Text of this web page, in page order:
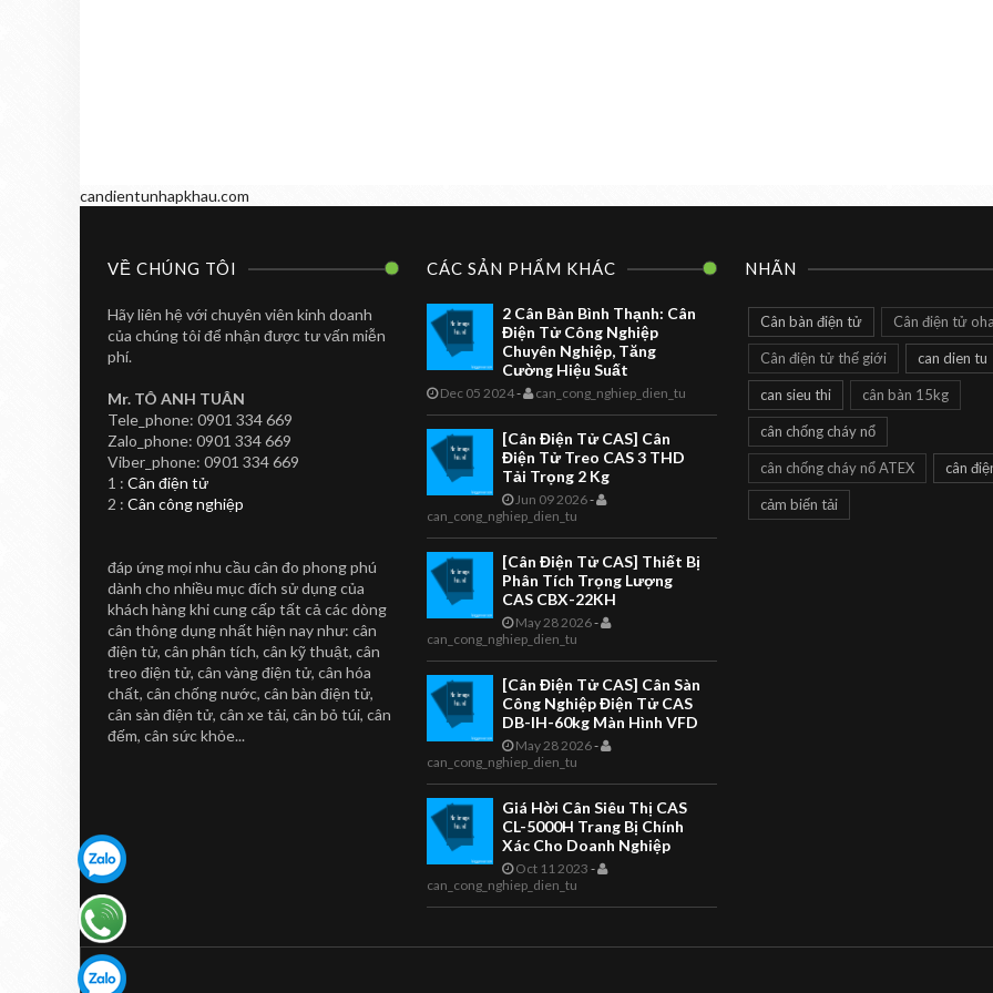
candientunhapkhau.com
VỀ CHÚNG TÔI
Hãy liên hệ với chuyên viên kinh doanh
của chúng tôi để nhận được tư vấn miễn
phí.
Mr. TÔ ANH TUÂN
Tele_phone: 0901 334 669
Zalo_phone: 0901 334 669
Viber_phone: 0901 334 669
1 : Cân điện tử
2 : Cân công nghiệp
đáp ứng mọi nhu cầu cân đo phong phú
dành cho nhiều mục đích sử dụng của
khách hàng khi cung cấp tất cả các dòng
cân thông dụng nhất hiện nay như: cân
điện tử, cân phân tích, cân kỹ thuật, cân
treo điện tử, cân vàng điện tử, cân hóa
chất, cân chống nước, cân bàn điện tử,
cân sàn điện tử, cân xe tải, cân bỏ túi, cân
đếm, cân sức khỏe...
CÁC SẢN PHẨM KHÁC
2 Cân Bàn Bình Thạnh: Cân
Điện Tử Công Nghiệp
Chuyên Nghiệp, Tăng
Cường Hiệu Suất
Dec 05 2024- can_cong_nghiep_dien_tu
[Cân Điện Tử CAS] Cân
Điện Tử Treo CAS 3 THD
Tải Trọng 2 Kg
Jun 09 2026-
can_cong_nghiep_dien_tu
[Cân Điện Tử CAS] Thiết Bị
Phân Tích Trọng Lượng
CAS CBX-22KH
May 28 2026-
can_cong_nghiep_dien_tu
[Cân Điện Tử CAS] Cân Sàn
Công Nghiệp Điện Tử CAS
DB-IH-60kg Màn Hình VFD
May 28 2026-
can_cong_nghiep_dien_tu
Giá Hời Cân Siêu Thị CAS
CL-5000H Trang Bị Chính
Xác Cho Doanh Nghiệp
Oct 11 2023 -
can_cong_nghiep_dien_tu
NHÃN
Cân bàn điện tử Cân điện tử
Cân điện tử thế giới can dien tu
can sieu thi cân bàn 15kg
cân chống cháy nổ
cân chống cháy nổ ATEX cân
cảm biến tải
Thị CL5000-B
Cân in nhãn siêu thị CL5000-B
Sản phẩm cân in nhãn CL5000-B
...
CAN DIEN TU
Cân Siêu Thị
LS2X Label
Printing Scale
LS2X Thermal Label Printing
Printing Scale is a quality
product with EC Weights and
Measures App...
CAN CONG NGHIEP